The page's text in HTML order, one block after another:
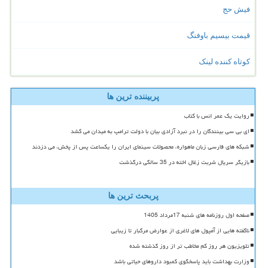
فیش حج
قیمت بیسیم باوفنگ
کوتاه کننده لینک
پربیننده ترین ها
روایت یک عمر انس با کتاب
ای بی سی بینندگان را در نبرد آزادی بیان با دولت ترامپ به میدان می کشد
شبکه های فارسی زبان ماهواره، محصولات سینمای ایران را یکساعت پس از پخش، می دزدند
بازیگر سریال شربت زغال اخته در 35 سالگی درگذشت
پربحث ترین ها
صفحه اول روزنامه های شنبه 17مرداد 1405
ناگفته هایی از آمپول های لاغری از عوارض مرگبار تا زیبایی
تلویزیون هر روز کم مخاطب تر از روز گذشته شده
وزارت بهداشت باید پاسخگوی کمبود داروهای حیاتی باشد